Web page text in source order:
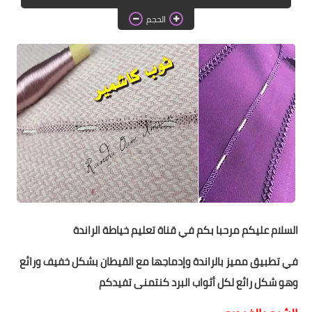
دروس الراندة للمبتدئات
اللباس التقليدي
الحجم
السلام عليكم مرحبا بكم في قناة تعليم خياطة الراندة
في تطبيق مميز بالراندة وإدماجها مع القيطان بشكل خفيف ورائع
وهو شكل رائع لكل أثواب البرد كنتمنى تفيدكم